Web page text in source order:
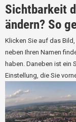
Sichtbarkeit
ändern? So
Klicken Sie auf das
neben Ihren Namen
haben. Daneben ist ein
Einstellung, die Sie